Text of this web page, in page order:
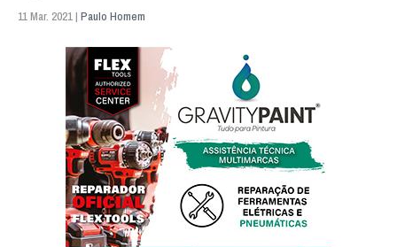
11 Mar. 2021 | Paulo Homem